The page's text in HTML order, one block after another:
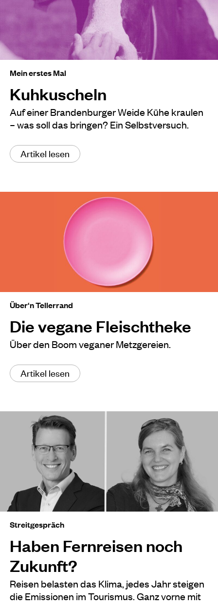
Mein erstes Mal
Kuhkuscheln
Auf einer Brandenburger Weide Kühe kraulen
– was soll das bringen? Ein Selbstversuch.
Artikel lesen
Über‘n Tellerrand
Die vegane Fleischtheke
Über den Boom veganer Metzgereien.
Artikel lesen
Streitgespräch
Haben Fernreisen noch
Zukunft?
Reisen belasten das Klima, jedes Jahr steigen
die Emissionen im Tourismus. Ganz vorne mit